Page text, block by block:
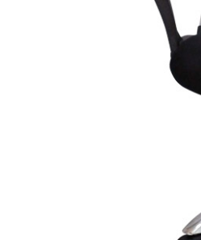
$
到
由於百貨公司配送較為不易，
若您選擇三聯式或索取兩聯式發票
若收到不良品，請於到貨日
所有退回及換貨之商品必須
品、附件、包裝、廠商紙及
由於透過電腦螢幕選購商品